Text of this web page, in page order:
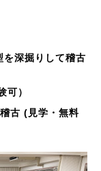
深掘りして稽古
）
古 (見学・無料